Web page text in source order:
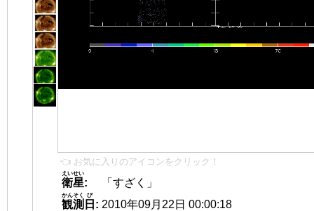
👈 お気に入りのアイコンをクリック！
衛星
えいせい
:
「すざく」
観測
かんそく
日
び
: 2010年09月22日 00:00:18